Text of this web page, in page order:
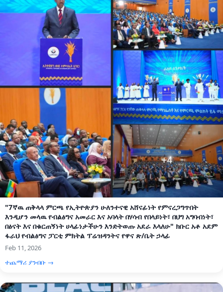
"7ኛዉ ጠቅላላ ምርጫ የኢትዮጵያን ሁለንተናዊ አሸናፊነት የምናረጋግጥበት
እንዲሆን መላዉ የብልፅግና አመራር እና አባላት በሃሳብ የበላይነት፣ በህግ አግባብነት፣
በፅናት እና በቁርጠኝነት ሀላፊነታችሁን እንድትወጡ አደራ እላለሁ" ክቡር አቶ አደም
ፋራህ የብልፅግና ፓርቲ ምክትል ፕሬዝዳንትና የዋና ጽ/ቤት ኃላፊ
Feb 11, 2026
ተጨማሪ ያንብቡ →